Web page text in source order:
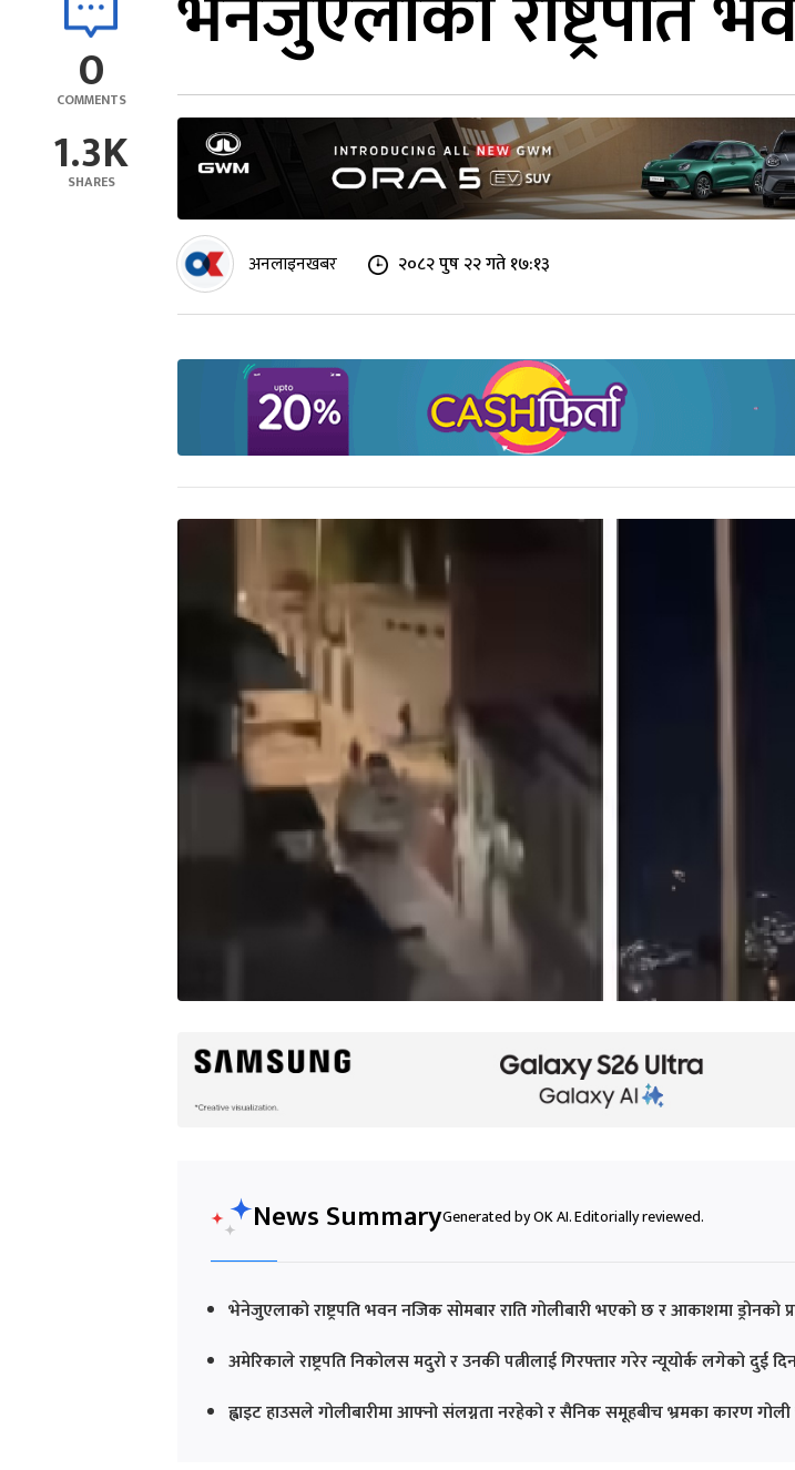
0
COMMENTS
1.3K
SHARES
अनलाइनखबर २०८२ पुष २२ गते १७:१३
News SummaryGenerated by OK AI. Editorially reviewed.
भेनेजुएलाको राष्ट्रपति भवन नजिक सोमबार राति गोलीबारी भएको छ र आकाशमा ड्रोनको
अमेरिकाले राष्ट्रपति निकोलस मदुरो र उनकी पत्नीलाई गिरफ्तार गरेर न्यूयोर्क लगेको दुई
ह्वाइट हाउसले गोलीबारीमा आफ्नो संलग्नता नरहेको र सैनिक समूहबीच भ्रमका कारण गोली